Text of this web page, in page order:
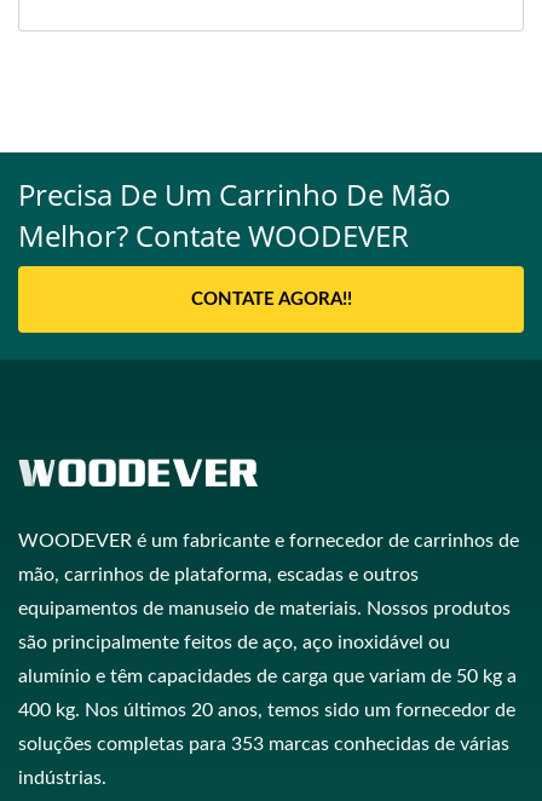
Precisa De Um Carrinho De Mão
Melhor? Contate WOODEVER
CONTATE AGORA!!
WOODEVER é um fabricante e fornecedor de carrinhos de
mão, carrinhos de plataforma, escadas e outros
equipamentos de manuseio de materiais. Nossos produtos
são principalmente feitos de aço, aço inoxidável ou
alumínio e têm capacidades de carga que variam de 50 kg a
400 kg. Nos últimos 20 anos, temos sido um fornecedor de
soluções completas para 353 marcas conhecidas de várias
indústrias.